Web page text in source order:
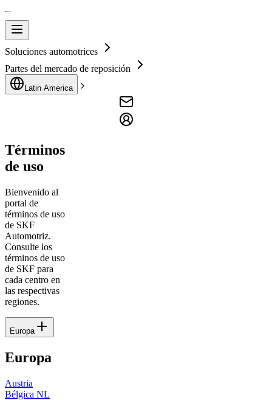
Soluciones automotrices
Partes del mercado de reposición
Latin America
Términos
de uso
Bienvenido al
portal de
términos de uso
de SKF
Automotriz.
Consulte los
términos de uso
de SKF para
cada centro en
las respectivas
regiones.
Europa
Europa
Austria
Bélgica NL